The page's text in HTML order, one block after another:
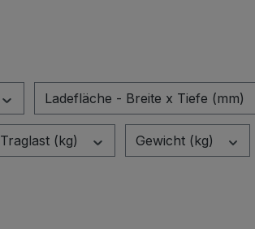
Ladefläche - Breite x Tiefe (mm)
Traglast (kg) Gewicht (kg)